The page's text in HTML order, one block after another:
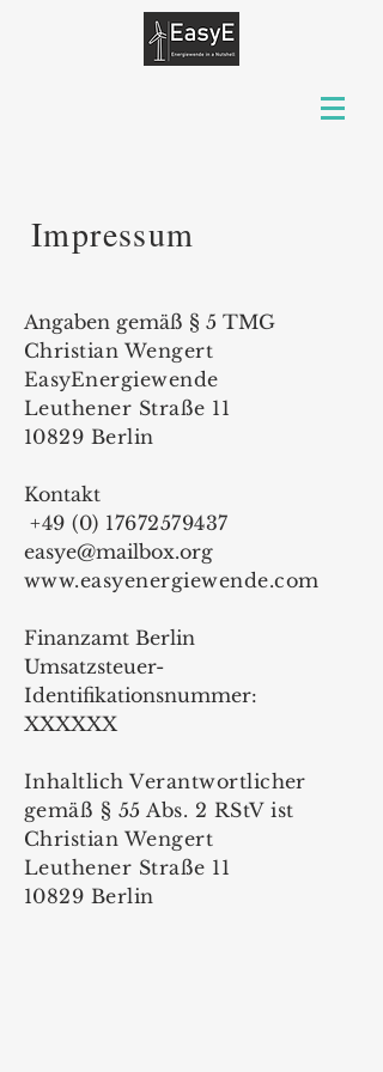
Impressum
Angaben gemäß § 5 TMG
Christian Wengert
EasyEnergiewende
Leuthener Straße 11
10829 Berlin
Kontakt
+49 (0) 17672579437
easye@mailbox.org
www.easyenergiewende.com
Finanzamt Berlin
Umsatzsteuer-
Identifikationsnummer:
XXXXXX
Inhaltlich Verantwortlicher
gemäß § 55 Abs. 2 RStV ist
Christian Wengert
Leuthener Straße 11
10829 Berlin